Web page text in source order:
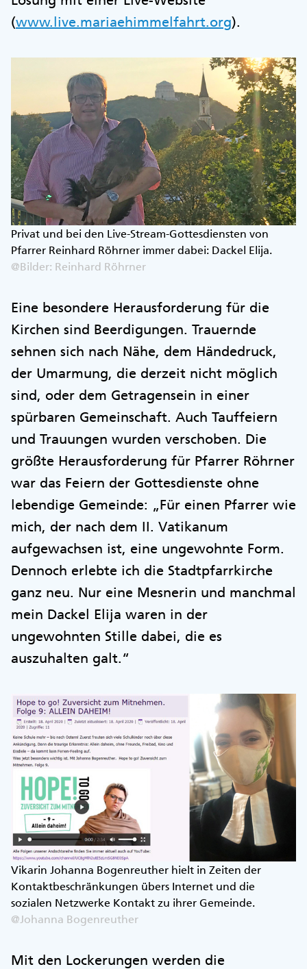
(www.live.mariaehimmelfahrt.org).
Privat und bei den Live-Stream-Gottesdiensten von
Pfarrer Reinhard Röhrner immer dabei: Dackel Elija.
@Bilder: Reinhard Röhrner
Eine besondere Herausforderung für die
Kirchen sind Beerdigungen. Trauernde
sehnen sich nach Nähe, dem Händedruck,
der Umarmung, die derzeit nicht möglich
sind, oder dem Getragensein in einer
spürbaren Gemeinschaft. Auch Tauffeiern
und Trauungen wurden verschoben. Die
größte Herausforderung für Pfarrer Röhrner
war das Feiern der Gottesdienste ohne
lebendige Gemeinde: „Für einen Pfarrer wie
mich, der nach dem II. Vatikanum
aufgewachsen ist, eine ungewohnte Form.
Dennoch erlebte ich die Stadtpfarrkirche
ganz neu. Nur eine Mesnerin und manchmal
mein Dackel Elija waren in der
ungewohnten Stille dabei, die es
auszuhalten galt.“
Vikarin Johanna Bogenreuther hielt in Zeiten der
Kontaktbeschränkungen übers Internet und die
sozialen Netzwerke Kontakt zu ihrer Gemeinde.
@Johanna Bogenreuther
Mit den Lockerungen werden die